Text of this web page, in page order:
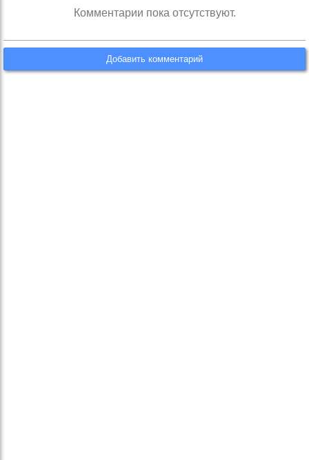
Комментарии пока отсутствуют.
Добавить комментарий